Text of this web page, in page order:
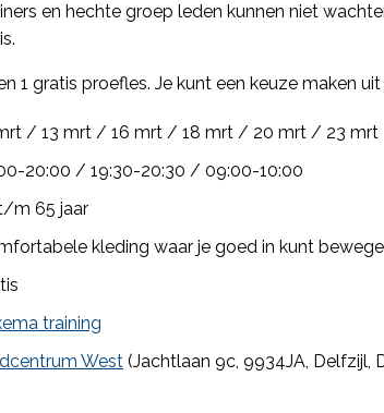
en hechte groep leden kunnen niet
1 gratis proefles. Je kunt een keuze maken
/ 13 mrt / 16 mrt / 18 mrt / 20 mrt / 23 mrt
20:00 / 19:30-20:30 / 09:00-10:00
m 65 jaar
kleding waar je goed in kunt
training
West (Jachtlaan 9c, 9934JA, Delfzijl,